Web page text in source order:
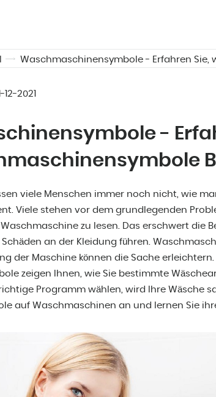
Waschmaschinensymbole - Erfahren
11-12-2021
-
viele Menschen immer noch nicht, wie
Viele stehen vor dem grundlegenden
zu lesen. Das erschwert die
an der Kleidung führen.
der Maschine können die Sache erleichtern.
zeigen Ihnen, wie Sie bestimmte
Programm wählen, wird Ihre Wäsche
auf Waschmaschinen an und lernen Sie